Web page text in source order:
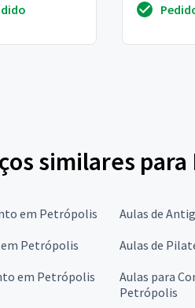
similares
em Petrópolis Aulas de
em Petrópolis
Aulas de
em Petrópolis
Aulas para
Petrópolis